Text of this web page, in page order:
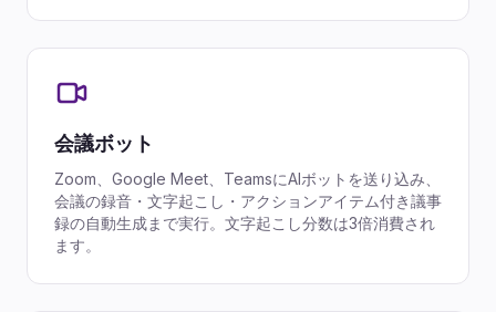
会議ボット
Zoom、Google Meet、TeamsにAIボットを送り込み、
会議の録音・文字起こし・アクションアイテム付き議事
録の自動生成まで実行。文字起こし分数は3倍消費され
ます。